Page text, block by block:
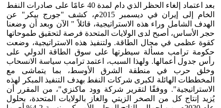
بعد اعتماد إلغاء الحظر الذي دام لمدة 40 عامًا على صادرات النفط
الخام إلى إيران في ديسمبر 2015م، كشف "جورج بيكر" عن
الهدف الشامل وراء هذه الاستراتيجية، قائلاً " الآن وبعد أن وضعنا
حجر الأساس، أصبح لدى الولايات المتحدة فرصة لتحقيق طموحاتها
كقوة عظمى في مجال الطاقة. ولتنفيذ هذه الاستراتيجية، وضعت
حكومة ترامب مسألة سيطرتها على سوق الطاقة الدولي على
رأس جدول أعمالها. ولهذا السبب، اعتمد ترامب سياسة الانسحاب
وخلق حرب في منطقة الشرق الأوسط، بما يتماشى مع
المخططات الهائلة لكبرى شركات النفط بهدف التنفيذ المبكر لهذه
الاستراتيجية". ووفقًا لتقرير شركة وود ماكنزي"، من المقرر أن
يُزيد إنتاج كل من الصخر الزيتي والغاز بالولايات المتحدة، بحلول